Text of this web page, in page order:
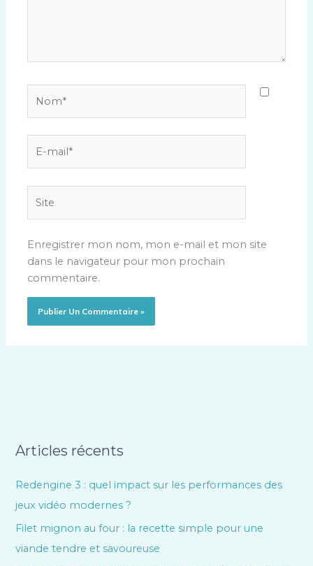
mail*
Enregistrer mon nom, mon e-mail et mon site
dans le navigateur pour mon prochain
commentaire.
Articles récents
Redengine 3 : quel impact sur les performances des
jeux vidéo modernes ?
Filet mignon au four : la recette simple pour une
viande tendre et savoureuse